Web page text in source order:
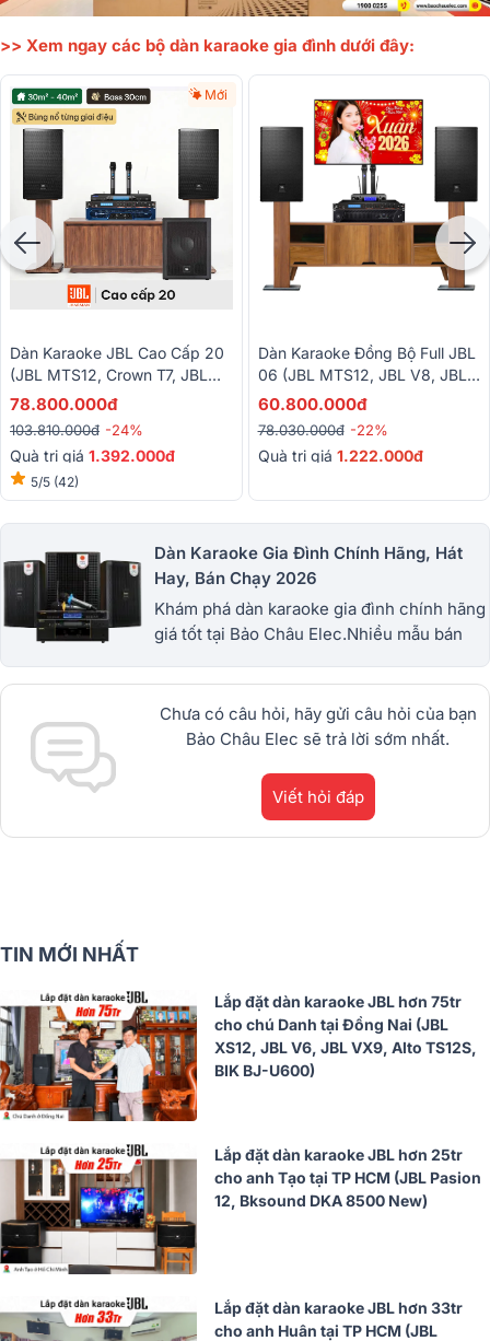
>> Xem ngay các bộ dàn karaoke gia đình dưới đây:
Mới
Dàn Karaoke JBL Cao Cấp 20
(JBL MTS12, Crown T7, JBL
VX9, JBL IRX115S, Baiervires
78.800.000đ
103.810.000đ -24%
Quà trị giá 1.392.000đ
5/5 (42)
Dàn Karaoke Đồng Bộ Full JBL
06 (JBL MTS12, JBL V8, JBL
VX9, JBL VM300)
60.800.000đ
78.030.000đ -22%
Quà trị giá 1.222.000đ
Dàn Karaoke Gia Đình Chính Hãng, Hát
Hay, Bán Chạy 2026
Khám phá dàn karaoke gia đình chính hãng
giá tốt tại Bảo Châu Elec.Nhiều mẫu bán
dBTechnologies, Philips Cao
Cấp.1900.0255
Chưa có câu hỏi, hãy gửi câu hỏi của bạn
Bảo Châu Elec sẽ trả lời sớm nhất.
Viết hỏi đáp
TIN MỚI NHẤT
Lắp đặt dàn karaoke JBL hơn 75tr
cho chú Danh tại Đồng Nai (JBL
XS12, JBL V6, JBL VX9, Alto TS12S,
BIK BJ-U600)
Lắp đặt dàn karaoke JBL hơn 25tr
cho anh Tạo tại TP HCM (JBL Pasion
12, Bksound DKA 8500 New)
Lắp đặt dàn karaoke JBL hơn 33tr
cho anh Huân tại TP HCM (JBL